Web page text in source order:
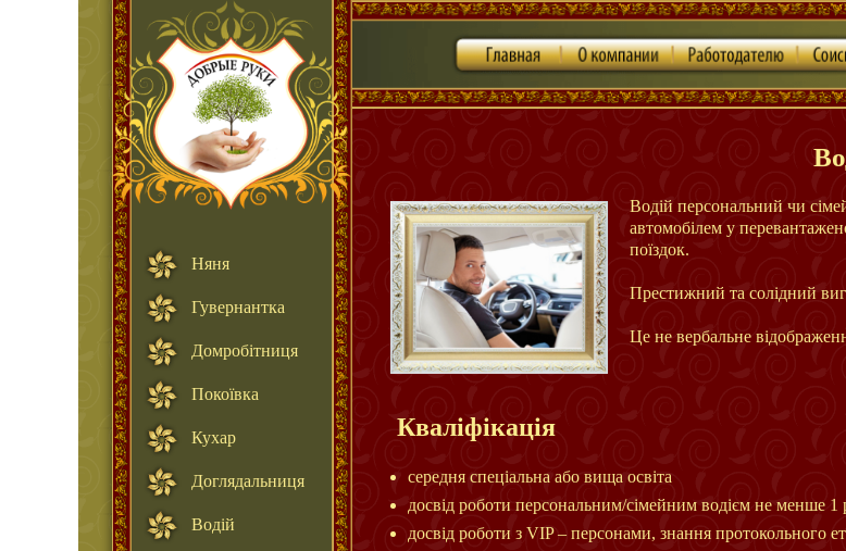
Няня
Гувернантка
Домробітниця
Покоївка
Кухар
Доглядальниця
Водій
Головна Про компанію Роботодавцю
Водій персональний чи
автомобілем у
поїздок.
Престижний та солідний
Це не вербальне
Кваліфікація
середня спеціальна або вища освіта
досвід роботи персональним/сімейним водієм не менше 1
досвід роботи з VIP – персонами, знання протокольного